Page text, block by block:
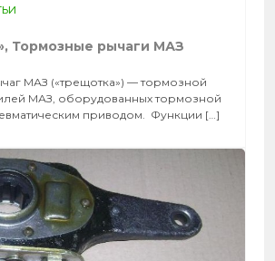
Тормозные рычаги МАЗ
МАЗ («трещотка») — тормозной
МАЗ, оборудованных тормозной
приводом. Функции […]